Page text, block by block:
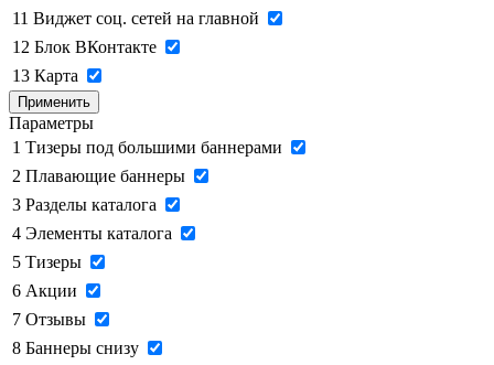
11 Виджет соц. сетей на главной
12 Блок ВКонтакте
13 Карта
Применить
Параметры
1 Тизеры под большими баннерами
2 Плавающие баннеры
3 Разделы каталога
4 Элементы каталога
5 Тизеры
6 Акции
7 Отзывы
8 Баннеры снизу